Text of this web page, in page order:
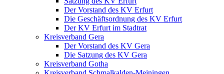
Der Vorstand des KV Erfurt
Die Geschäftsordnung des KV Erfurt
Der KV Erfurt im Stadtrat
Kreisverband Gera
Der Vorstand des KV Gera
Die Satzung des KV Gera
Kreisverband Gotha